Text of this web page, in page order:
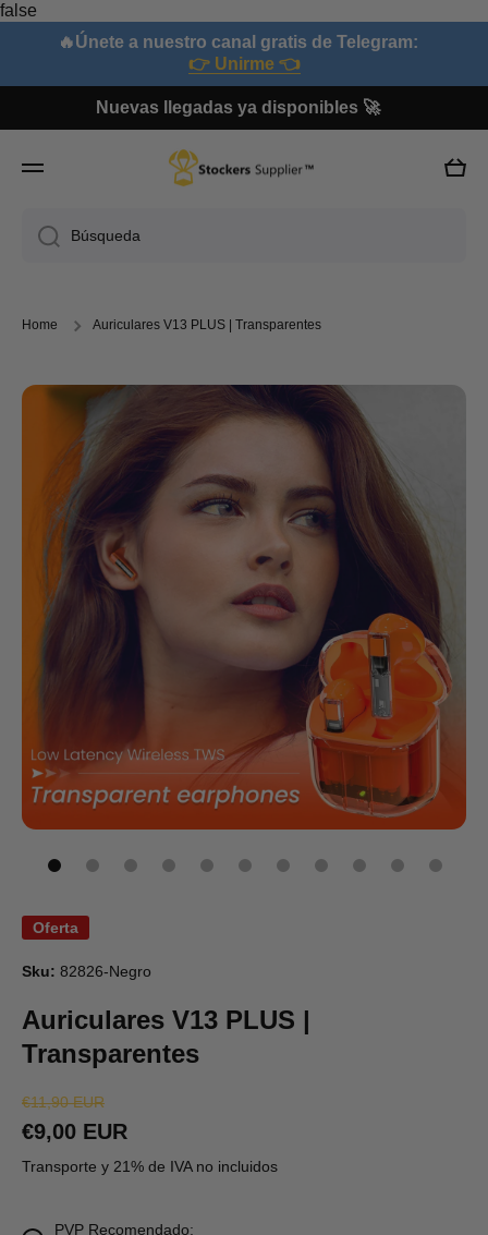
false
Ir directamente al contenido
🔥Únete a nuestro canal gratis de Telegram:
👉 Unirme 👈
Nuevas llegadas ya disponibles 🚀
Búsqueda
Home Auriculares V13 PLUS | Transparentes
Ir directamente a la información del producto
Oferta
Sku: 82826-Negro
Auriculares V13 PLUS |
Transparentes
€11,90 EUR
€9,00 EUR
Transporte y 21% de IVA no incluidos
PVP Recomendado: